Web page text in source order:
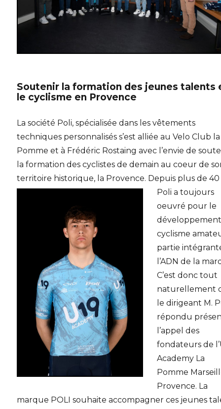
Soutenir la formation des jeunes talents
le cyclisme en Provence
La société Poli, spécialisée dans les vêtements
techniques personnalisés s’est alliée au Velo Club la
Pomme et à Frédéric Rostaing avec l’envie de
la formation des cyclistes de demain au coeur de
territoire historique, la Provence. Depuis plus de 40
Poli a toujours
oeuvré pour le
cyclisme
partie
l’ADN de la
C’est donc tout
naturellement
le dirigeant M.
répondu
l’appel des
fondateurs de
Academy La
Pomme
Provence. La
marque POLI souhaite accompagner ces jeunes